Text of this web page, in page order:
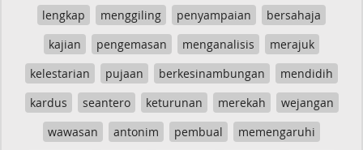
lengkap menggiling penyampaian
bersahaja
kajian
pengemasan menganalisis
merajuk
kelestarian
pujaan berkesinambungan
mendidih
kardus
seantero keturunan merekah
wejangan
wawasan
antonim pembual
memengaruhi